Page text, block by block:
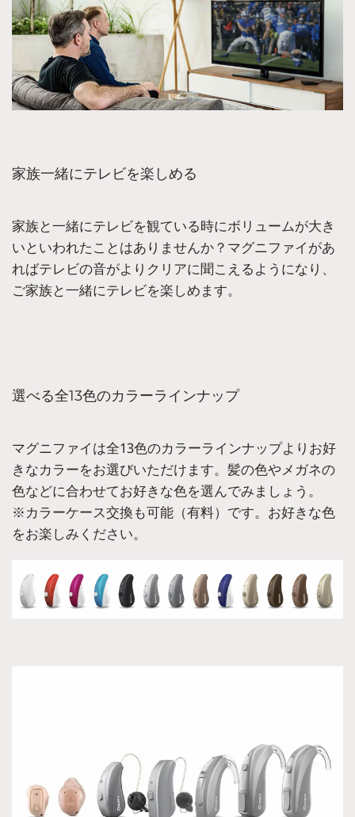
家族一緒にテレビを楽しめる
家族と一緒にテレビを観ている時にボリュームが大き
いといわれたことはありませんか？マグニファイがあ
ればテレビの音がよりクリアに聞こえるようになり、
ご家族と一緒にテレビを楽しめます。
選べる全13色のカラーラインナップ
マグニファイは全13色のカラーラインナップよりお好
きなカラーをお選びいただけます。髪の色やメガネの
色などに合わせてお好きな色を選んでみましょう。
※カラーケース交換も可能（有料）です。お好きな色
をお楽しみください。